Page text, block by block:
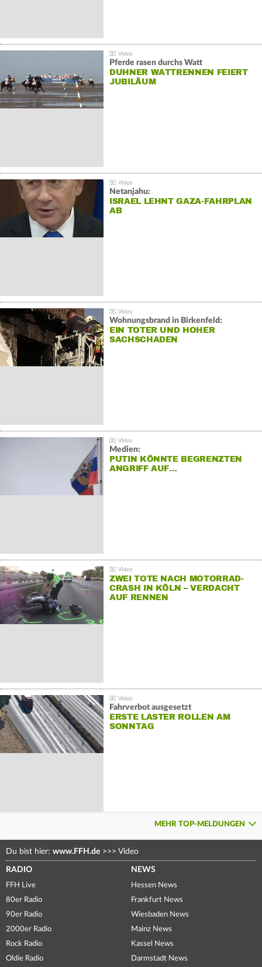
Pferde rasen durchs Watt
DUHNER WATTRENNEN FEIERT
JUBILÄUM
Netanjahu:
ISRAEL LEHNT GAZA-FAHRPLAN
AB
Wohnungsbrand in Birkenfeld:
EIN TOTER UND HOHER
SACHSCHADEN
Medien:
PUTIN KÖNNTE BEGRENZTEN
ANGRIFF AUF…
ZWEI TOTE NACH MOTORRAD-
CRASH IN KÖLN – VERDACHT
AUF RENNEN
Fahrverbot ausgesetzt
ERSTE LASTER ROLLEN AM
SONNTAG
MEHR TOP-MELDUNGEN
Du bist hier: www.FFH.de >>> Video
RADIO
FFH Live
80er Radio
90er Radio
2000er Radio
Rock Radio
Oldie Radio
NEWS
Hessen News
Frankfurt News
Wiesbaden News
Mainz News
Kassel News
Darmstadt News